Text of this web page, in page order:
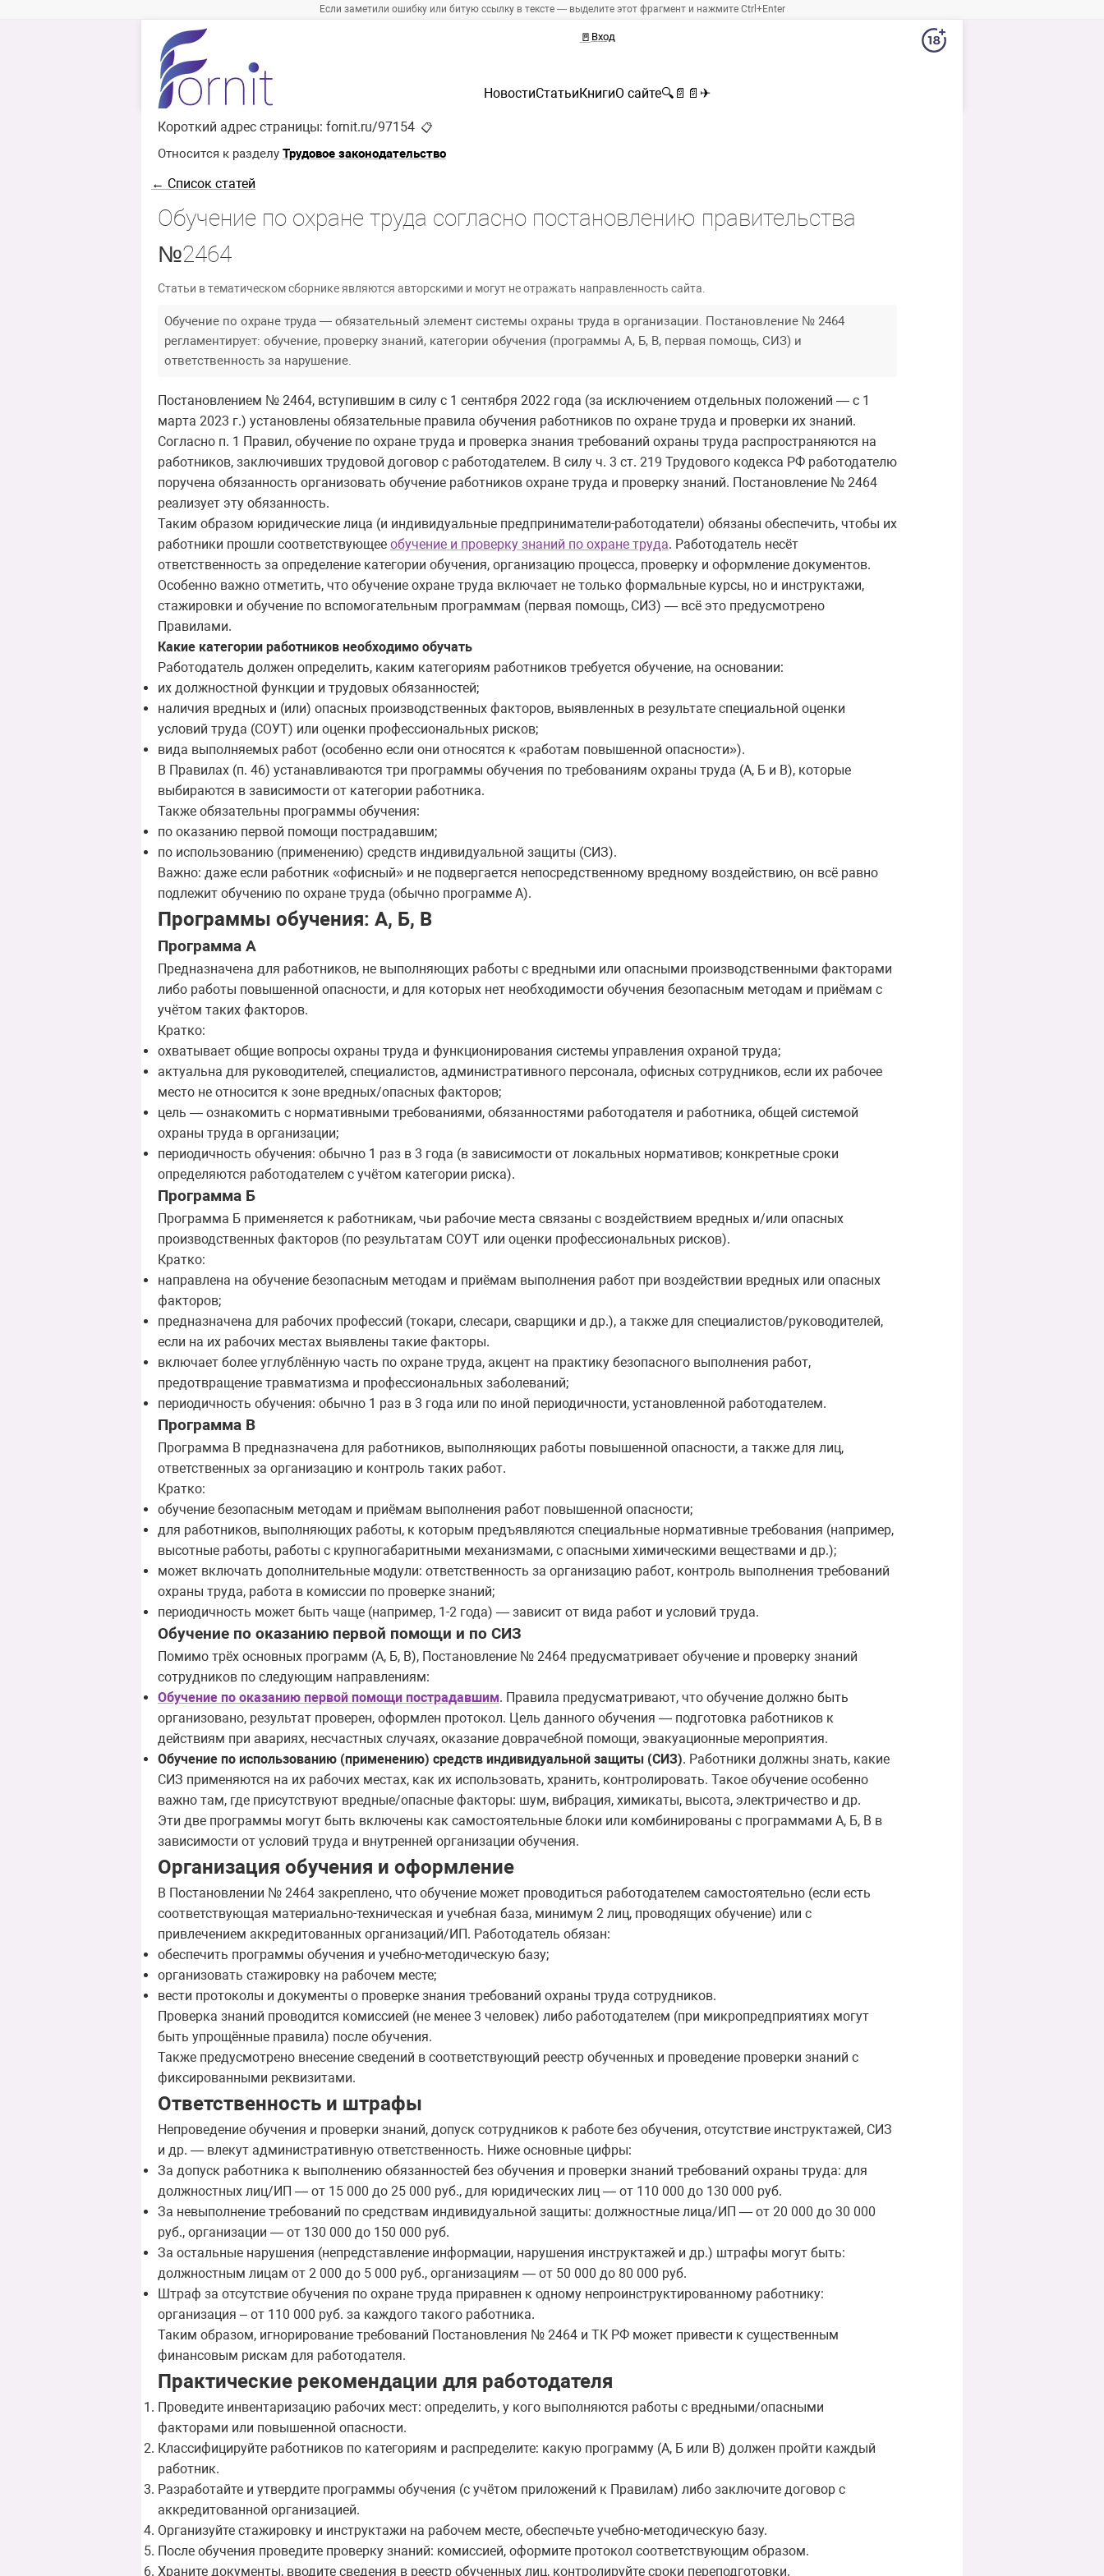
Если заметили ошибку или битую ссылку в тексте — выделите этот фрагмент и нажмите Ctrl+Enter
🚪 Вход
НовостиСтатьиКнигиО сайте🔍 📄 📄 ✈
Короткий адрес страницы: fornit.ru/97154 📋
Относится к разделу Трудовое законодательство
← Список статей
Обучение по охране труда согласно постановлению правительства
№2464
Статьи в тематическом сборнике являются авторскими и могут не отражать направленность сайта.
Обучение по охране труда — обязательный элемент системы охраны труда в организации. Постановление № 2464
регламентирует: обучение, проверку знаний, категории обучения (программы A, Б, В, первая помощь, СИЗ) и
ответственность за нарушение.
Постановлением № 2464, вступившим в силу с 1 сентября 2022 года (за исключением отдельных положений — с 1
марта 2023 г.) установлены обязательные правила обучения работников по охране труда и проверки их знаний.
Согласно п. 1 Правил, обучение по охране труда и проверка знания требований охраны труда распространяются на
работников, заключивших трудовой договор с работодателем. В силу ч. 3 ст. 219 Трудового кодекса РФ работодателю
поручена обязанность организовать обучение работников охране труда и проверку знаний. Постановление № 2464
реализует эту обязанность.
Таким образом юридические лица (и индивидуальные предприниматели-работодатели) обязаны обеспечить, чтобы их
работники прошли соответствующее обучение и проверку знаний по охране труда. Работодатель несёт
ответственность за определение категории обучения, организацию процесса, проверку и оформление документов.
Особенно важно отметить, что обучение охране труда включает не только формальные курсы, но и инструктажи,
стажировки и обучение по вспомогательным программам (первая помощь, СИЗ) — всё это предусмотрено
Правилами.
Какие категории работников необходимо обучать
Работодатель должен определить, каким категориям работников требуется обучение, на основании:
их должностной функции и трудовых обязанностей;
наличия вредных и (или) опасных производственных факторов, выявленных в результате специальной оценки
условий труда (СОУТ) или оценки профессиональных рисков;
вида выполняемых работ (особенно если они относятся к «работам повышенной опасности»).
В Правилах (п. 46) устанавливаются три программы обучения по требованиям охраны труда (А, Б и В), которые
выбираются в зависимости от категории работника.
Также обязательны программы обучения:
по оказанию первой помощи пострадавшим;
по использованию (применению) средств индивидуальной защиты (СИЗ).
Важно: даже если работник «офисный» и не подвергается непосредственному вредному воздействию, он всё равно
подлежит обучению по охране труда (обычно программе А).
Программы обучения: А, Б, В
Программа А
Предназначена для работников, не выполняющих работы с вредными или опасными производственными факторами
либо работы повышенной опасности, и для которых нет необходимости обучения безопасным методам и приёмам с
учётом таких факторов.
Кратко:
охватывает общие вопросы охраны труда и функционирования системы управления охраной труда;
актуальна для руководителей, специалистов, административного персонала, офисных сотрудников, если их рабочее
место не относится к зоне вредных/опасных факторов;
цель — ознакомить с нормативными требованиями, обязанностями работодателя и работника, общей системой
охраны труда в организации;
периодичность обучения: обычно 1 раз в 3 года (в зависимости от локальных нормативов; конкретные сроки
определяются работодателем с учётом категории риска).
Программа Б
Программа Б применяется к работникам, чьи рабочие места связаны с воздействием вредных и/или опасных
производственных факторов (по результатам СОУТ или оценки профессиональных рисков).
Кратко:
направлена на обучение безопасным методам и приёмам выполнения работ при воздействии вредных или опасных
факторов;
предназначена для рабочих профессий (токари, слесари, сварщики и др.), а также для специалистов/руководителей,
если на их рабочих местах выявлены такие факторы.
включает более углублённую часть по охране труда, акцент на практику безопасного выполнения работ,
предотвращение травматизма и профессиональных заболеваний;
периодичность обучения: обычно 1 раз в 3 года или по иной периодичности, установленной работодателем.
Программа В
Программа В предназначена для работников, выполняющих работы повышенной опасности, а также для лиц,
ответственных за организацию и контроль таких работ.
Кратко:
обучение безопасным методам и приёмам выполнения работ повышенной опасности;
для работников, выполняющих работы, к которым предъявляются специальные нормативные требования (например,
высотные работы, работы с крупногабаритными механизмами, с опасными химическими веществами и др.);
может включать дополнительные модули: ответственность за организацию работ, контроль выполнения требований
охраны труда, работа в комиссии по проверке знаний;
периодичность может быть чаще (например, 1-2 года) — зависит от вида работ и условий труда.
Обучение по оказанию первой помощи и по СИЗ
Помимо трёх основных программ (А, Б, В), Постановление № 2464 предусматривает обучение и проверку знаний
сотрудников по следующим направлениям:
Обучение по оказанию первой помощи пострадавшим. Правила предусматривают, что обучение должно быть
организовано, результат проверен, оформлен протокол. Цель данного обучения — подготовка работников к
действиям при авариях, несчастных случаях, оказание доврачебной помощи, эвакуационные мероприятия.
Обучение по использованию (применению) средств индивидуальной защиты (СИЗ). Работники должны знать, какие
СИЗ применяются на их рабочих местах, как их использовать, хранить, контролировать. Такое обучение особенно
важно там, где присутствуют вредные/опасные факторы: шум, вибрация, химикаты, высота, электричество и др.
Эти две программы могут быть включены как самостоятельные блоки или комбинированы с программами А, Б, В в
зависимости от условий труда и внутренней организации обучения.
Организация обучения и оформление
В Постановлении № 2464 закреплено, что обучение может проводиться работодателем самостоятельно (если есть
соответствующая материально-техническая и учебная база, минимум 2 лиц, проводящих обучение) или с
привлечением аккредитованных организаций/ИП. Работодатель обязан:
обеспечить программы обучения и учебно-методическую базу;
организовать стажировку на рабочем месте;
вести протоколы и документы о проверке знания требований охраны труда сотрудников.
Проверка знаний проводится комиссией (не менее 3 человек) либо работодателем (при микропредприятиях могут
быть упрощённые правила) после обучения.
Также предусмотрено внесение сведений в соответствующий реестр обученных и проведение проверки знаний с
фиксированными реквизитами.
Ответственность и штрафы
Непроведение обучения и проверки знаний, допуск сотрудников к работе без обучения, отсутствие инструктажей, СИЗ
и др. — влекут административную ответственность. Ниже основные цифры:
За допуск работника к выполнению обязанностей без обучения и проверки знаний требований охраны труда: для
должностных лиц/ИП — от 15 000 до 25 000 руб., для юридических лиц — от 110 000 до 130 000 руб.
За невыполнение требований по средствам индивидуальной защиты: должностные лица/ИП — от 20 000 до 30 000
руб., организации — от 130 000 до 150 000 руб.
За остальные нарушения (непредставление информации, нарушения инструктажей и др.) штрафы могут быть:
должностным лицам от 2 000 до 5 000 руб., организациям — от 50 000 до 80 000 руб.
Штраф за отсутствие обучения по охране труда приравнен к одному непроинструктированному работнику:
организация – от 110 000 руб. за каждого такого работника.
Таким образом, игнорирование требований Постановления № 2464 и ТК РФ может привести к существенным
финансовым рискам для работодателя.
Практические рекомендации для работодателя
Проведите инвентаризацию рабочих мест: определить, у кого выполняются работы с вредными/опасными
факторами или повышенной опасности.
Классифицируйте работников по категориям и распределите: какую программу (А, Б или В) должен пройти каждый
работник.
Разработайте и утвердите программы обучения (с учётом приложений к Правилам) либо заключите договор с
аккредитованной организацией.
Организуйте стажировку и инструктажи на рабочем месте, обеспечьте учебно-методическую базу.
После обучения проведите проверку знаний: комиссией, оформите протокол соответствующим образом.
Храните документы, вводите сведения в реестр обученных лиц, контролируйте сроки переподготовки.